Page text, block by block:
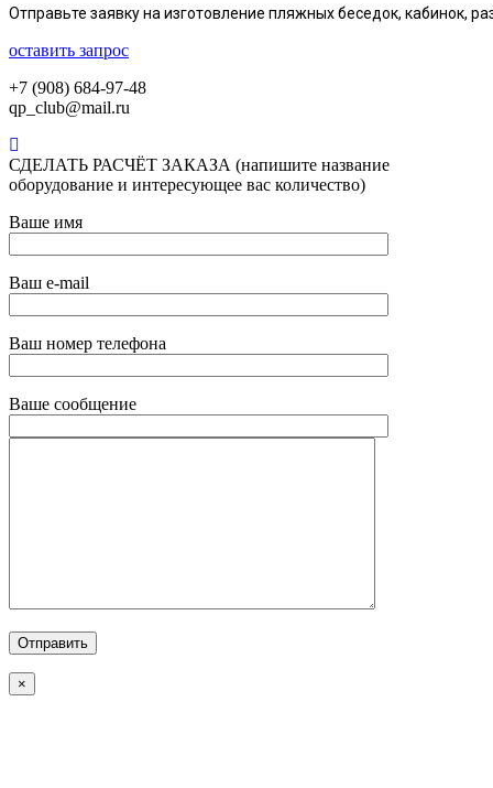
Отправьте заявку на изготовление пляжных беседок, кабинок,
оставить запрос
+7 (908) 684-97-48
qp_club@mail.ru
СДЕЛАТЬ РАСЧЁТ ЗАКАЗА (напишите название
оборудование и интересующее вас количество)
Ваше имя
Ваш e-mail
Ваш номер телефона
Ваше сообщение
×